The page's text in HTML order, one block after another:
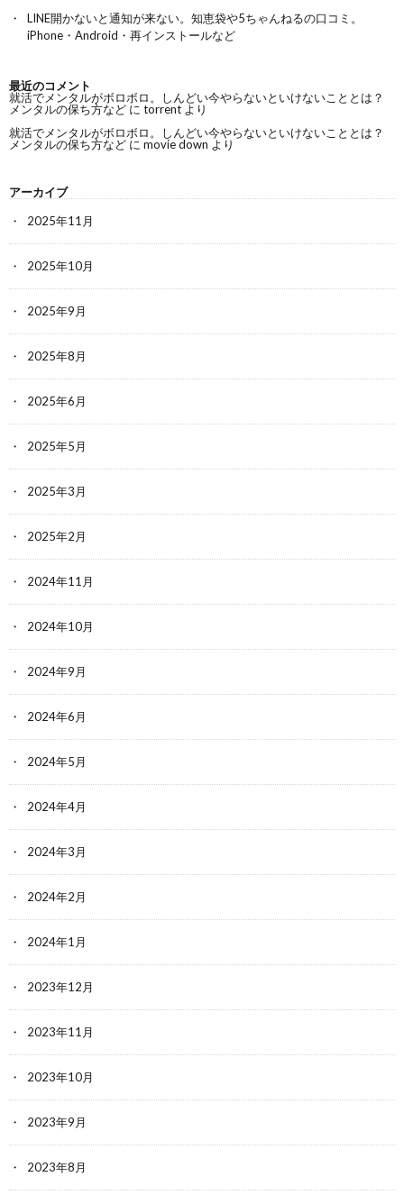
LINE開かないと通知が来ない。知恵袋や5ちゃんねるの口コミ。
iPhone・Android・再インストールなど
最近のコメント
就活でメンタルがボロボロ。しんどい今やらないといけないこととは？
メンタルの保ち方など に torrent より
就活でメンタルがボロボロ。しんどい今やらないといけないこととは？
メンタルの保ち方など に movie down より
アーカイブ
2025年11月
2025年10月
2025年9月
2025年8月
2025年6月
2025年5月
2025年3月
2025年2月
2024年11月
2024年10月
2024年9月
2024年6月
2024年5月
2024年4月
2024年3月
2024年2月
2024年1月
2023年12月
2023年11月
2023年10月
2023年9月
2023年8月